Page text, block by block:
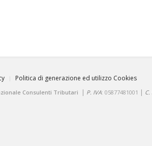
Politica di generazione ed utilizzo Cookies
Consulenti Tributari | P. IVA: 05877481001 | C.